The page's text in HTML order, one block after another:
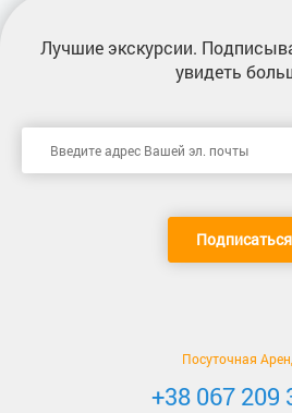
Лучшие экскурсии.
увидеть
Подписаться
Посуточная
+38 067 209